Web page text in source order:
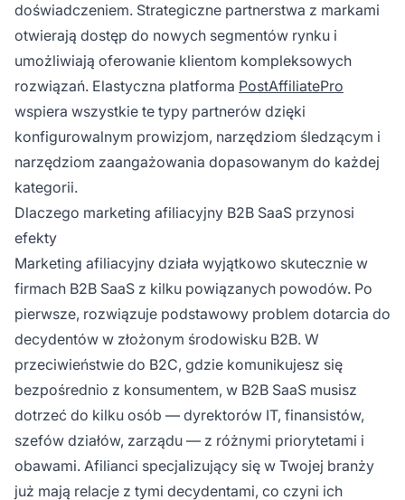
doświadczeniem. Strategiczne partnerstwa z markami
otwierają dostęp do nowych segmentów rynku i
umożliwiają oferowanie klientom kompleksowych
rozwiązań. Elastyczna platforma PostAffiliatePro
wspiera wszystkie te typy partnerów dzięki
konfigurowalnym prowizjom, narzędziom śledzącym i
narzędziom zaangażowania dopasowanym do każdej
kategorii.
Dlaczego marketing afiliacyjny B2B SaaS przynosi
efekty
Marketing afiliacyjny działa wyjątkowo skutecznie w
firmach B2B SaaS z kilku powiązanych powodów. Po
pierwsze, rozwiązuje podstawowy problem dotarcia do
decydentów w złożonym środowisku B2B. W
przeciwieństwie do B2C, gdzie komunikujesz się
bezpośrednio z konsumentem, w B2B SaaS musisz
dotrzeć do kilku osób — dyrektorów IT, finansistów,
szefów działów, zarządu — z różnymi priorytetami i
obawami. Afilianci specjalizujący się w Twojej branży
już mają relacje z tymi decydentami, co czyni ich